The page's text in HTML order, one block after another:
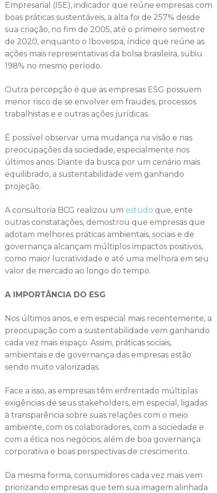
Empresarial (ISE), indicador que reúne empresas com
boas práticas sustentáveis, a alta foi de 257% desde
sua criação, no fim de 2005, até o primeiro semestre
de 2020, enquanto o Ibovespa, índice que reúne as
ações mais representativas da bolsa brasileira, subiu
198% no mesmo período.
Outra percepção é que as empresas ESG possuem
menor risco de se envolver em fraudes, processos
trabalhistas e e outras ações jurídicas.
É possível observar uma mudança na visão e nas
preocupações da sociedade, especialmente nos
últimos anos. Diante da busca por um cenário mais
equilibrado, a sustentabilidade vem ganhando
projeção.
A consultoria BCG realizou um estudo que, ente
outras constatações, demostrou que empresas que
adotam melhores práticas ambientais, sociais e de
governança alcançam múltiplos impactos positivos,
como maior lucratividade e até uma melhora em seu
valor de mercado ao longo do tempo.
A IMPORTÂNCIA DO ESG
Nos últimos anos, e em especial mais recentemente, a
preocupação com a sustentabilidade vem ganhando
cada vez mais espaço. Assim, práticas sociais,
ambientais e de governança das empresas estão
sendo muito valorizadas.
Face a isso, as empresas têm enfrentado múltiplas
exigências de seus stakeholders, em especial, ligadas
à transparência sobre suas relações com o meio
ambiente, com os colaboradores, com a sociedade e
com a ética nos negócios, além de boa governança
corporativa e boas perspectivas de crescimento.
Da mesma forma, consumidores cada vez mais vem
priorizando empresas que tem sua imagem alinhada